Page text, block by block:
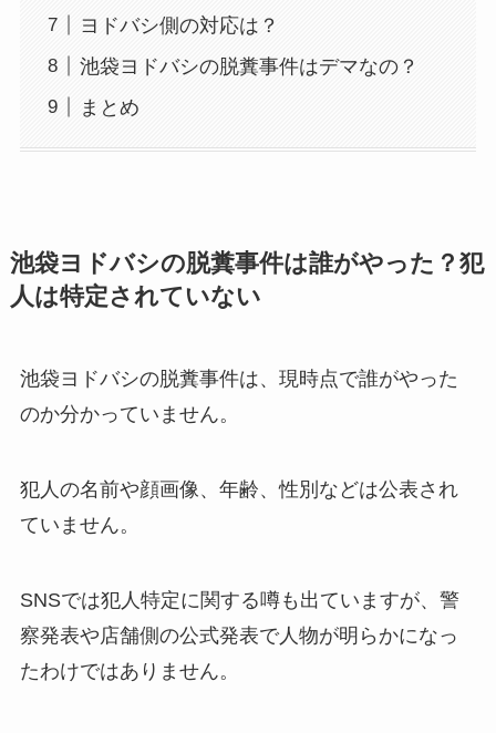
ヨドバシ側の対応は？
池袋ヨドバシの脱糞事件はデマなの？
まとめ
池袋ヨドバシの脱糞事件は誰がやった？犯
人は特定されていない
池袋ヨドバシの脱糞事件は、現時点で誰がやった
のか分かっていません。
犯人の名前や顔画像、年齢、性別などは公表され
ていません。
SNSでは犯人特定に関する噂も出ていますが、警
察発表や店舗側の公式発表で人物が明らかになっ
たわけではありません。